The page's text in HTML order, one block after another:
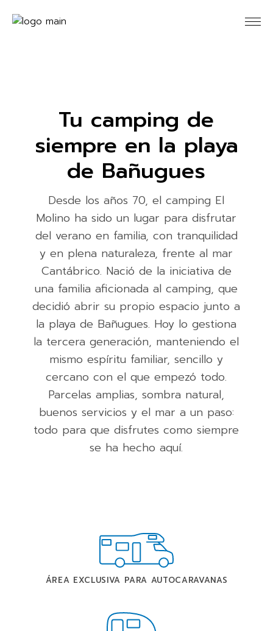
Tu camping de
siempre en la playa
de Bañugues
Desde los años 70, el camping El
Molino ha sido un lugar para disfrutar
del verano en familia, con tranquilidad
y en plena naturaleza, frente al mar
Cantábrico. Nació de la iniciativa de
una familia aficionada al camping, que
decidió abrir su propio espacio junto a
la playa de Bañugues. Hoy lo gestiona
la tercera generación, manteniendo el
mismo espíritu familiar, sencillo y
cercano con el que empezó todo.
Parcelas amplias, sombra natural,
buenos servicios y el mar a un paso:
todo para que disfrutes como siempre
se ha hecho aquí.
ÁREA EXCLUSIVA PARA AUTOCARAVANAS